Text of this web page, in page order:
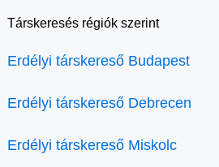
Társkeresés régiók szerint
Erdélyi társkereső Budapest
Erdélyi társkereső Debrecen
Erdélyi társkereső Miskolc